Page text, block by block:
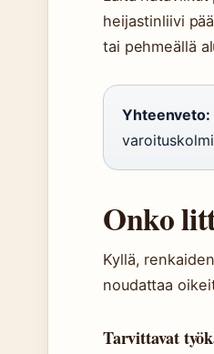
heijastinliivi
tai pehmeällä
Yhteenveto:
Onko
Kyllä,
noudattaa
Tarvittavat